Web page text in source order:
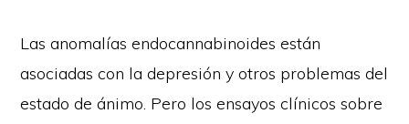
Las anomalías endocannabinoides están
asociadas con la depresión y otros problemas del
estado de ánimo. Pero los ensayos clínicos sobre